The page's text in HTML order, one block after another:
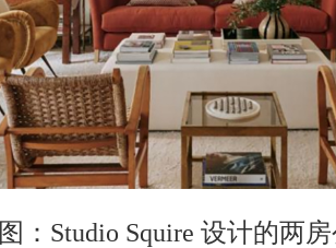
图：Studio Squire 设计的两